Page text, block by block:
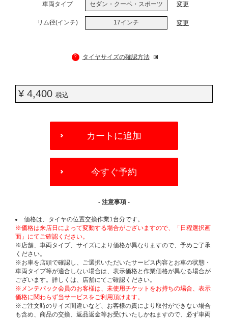
車両タイプ セダン・クーペ・スポーツ 変更
リム径(インチ) 17インチ 変更
? タイヤサイズの確認方法
¥ 4,400 税込
OPTIONS
カートに追加
今すぐ予約
- 注意事項 -
価格は、タイヤの位置交換作業1台分です。
※価格は来店日によって変動する場合がございますので、「日程選択画
面」にてご確認ください。
※店舗、車両タイプ、サイズにより価格が異なりますので、予めご了承
ください。
※お車を店頭で確認し、ご選択いただいたサービス内容とお車の状態・
車両タイプ等が適合しない場合は、表示価格と作業価格が異なる場合が
ございます。詳しくは、店舗にてご確認ください。
※メンテパック会員のお客様は、未使用チケットをお持ちの場合、表示
価格に関わらず当サービスをご利用頂けます。
※ご注文時のサイズ間違いなど、お客様の責により取付ができない場合
も含め、商品の交換、返品返金等お受けいたしかねますので、必ず車両